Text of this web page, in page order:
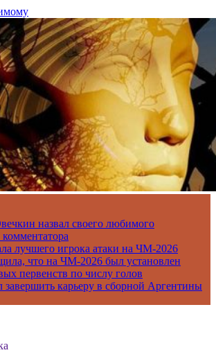
назвал своего любимого
лучшего игрока атаки на ЧМ-2026
что на ЧМ-2026 был установлен
первенств по числу голов
карьеру в сборной Аргентины